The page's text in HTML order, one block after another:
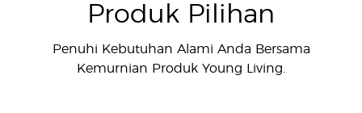
Produk Pilihan
Penuhi Kebutuhan Alami Anda Bersama
Kemurnian Produk Young Living.